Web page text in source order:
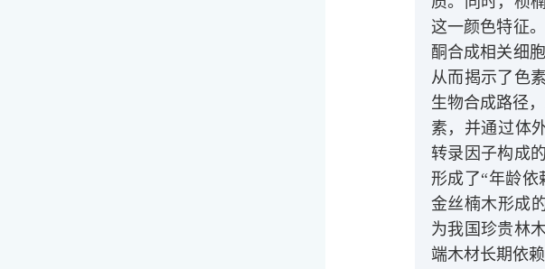
这一颜色特征
酮合成相关细
从而揭示了色
生物合成路径
素，并通过体
转录因子构成
形成了“年龄
金丝楠木形成
为我国珍贵林
端木材长期依